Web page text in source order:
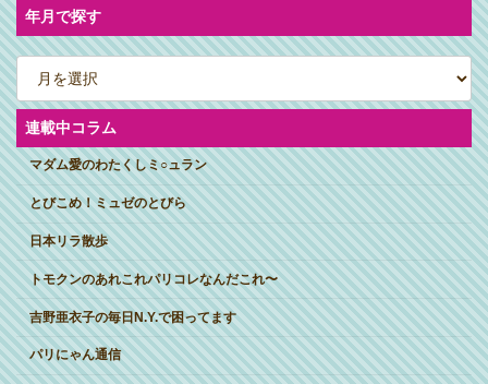
ク年月で探す
ア
ー
カ
イ
ブ連載中コラム
マダム愛のわたくしミ○ュラン
とびこめ！ミュゼのとびら
日本リラ散歩
トモクンのあれこれパリコレなんだこれ〜
吉野亜衣子の毎日N.Y.で困ってます
パリにゃん通信